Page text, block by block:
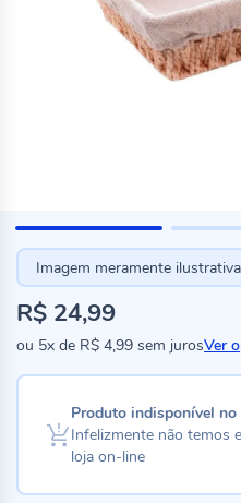
Imagem meramente ilustrativa
R$ 24,99
ou 5x de R$ 4,99 sem jurosVer
Produto indisponível no
Infelizmente não temos
loja on-line